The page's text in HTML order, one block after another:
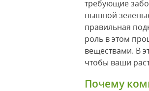
требующие
пышной
правильная
роль в этом
веществами. В
чтобы ваши
Почему